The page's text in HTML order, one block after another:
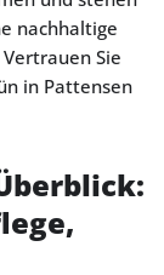
nachhaltige
Sie
in Pattensen